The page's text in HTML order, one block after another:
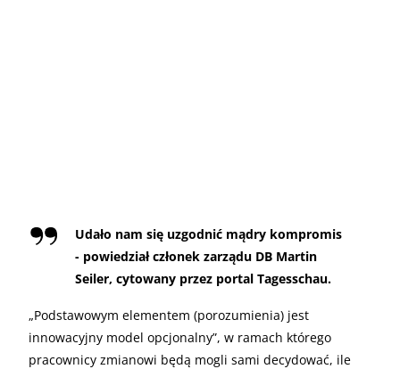
Udało nam się uzgodnić mądry kompromis
- powiedział członek zarządu DB Martin
Seiler, cytowany przez portal Tagesschau.
„Podstawowym elementem (porozumienia) jest
innowacyjny model opcjonalny”, w ramach którego
pracownicy zmianowi będą mogli sami decydować, ile